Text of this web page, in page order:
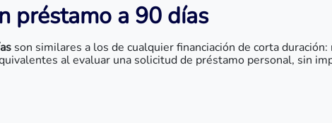
préstamo a 90 días
son similares a los de cualquier financiación de corta
al evaluar una solicitud de préstamo personal, sin